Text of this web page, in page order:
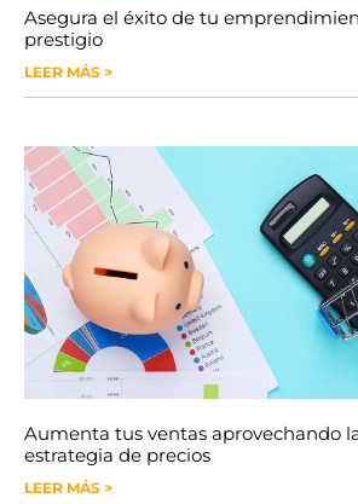
Asegura el éxito de tu
prestigio
LEER MÁS >
Aumenta tus ventas aprovechando
estrategia de precios
LEER MÁS >